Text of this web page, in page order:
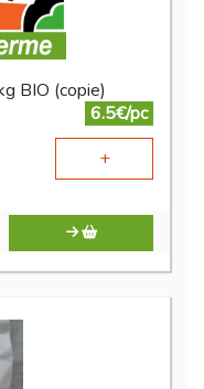
BIO (copie)
6.5€/pc
+